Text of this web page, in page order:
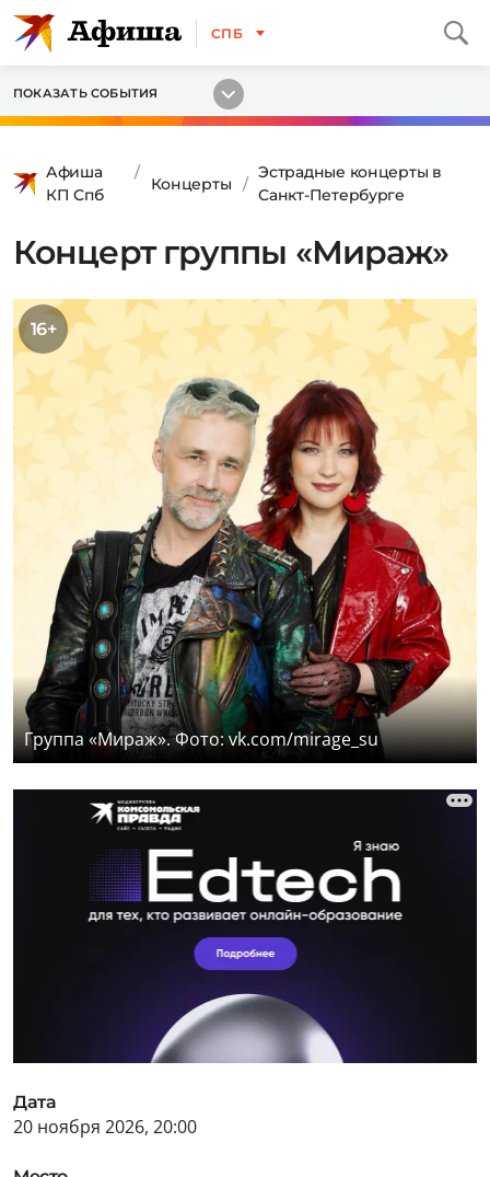
СПБ
ПОКАЗАТЬ СОБЫТИЯ
Афиша
КП Спб
Концерты
Эстрадные концерты в
Санкт-Петербурге
Концерт группы «Мираж»
16+
Группа «Мираж». Фото: vk.com/mirage_su
Дата
20 ноября 2026, 20:00